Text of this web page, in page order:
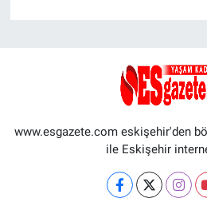
www.esgazete.com eskişehir'den
ile Eskişehir